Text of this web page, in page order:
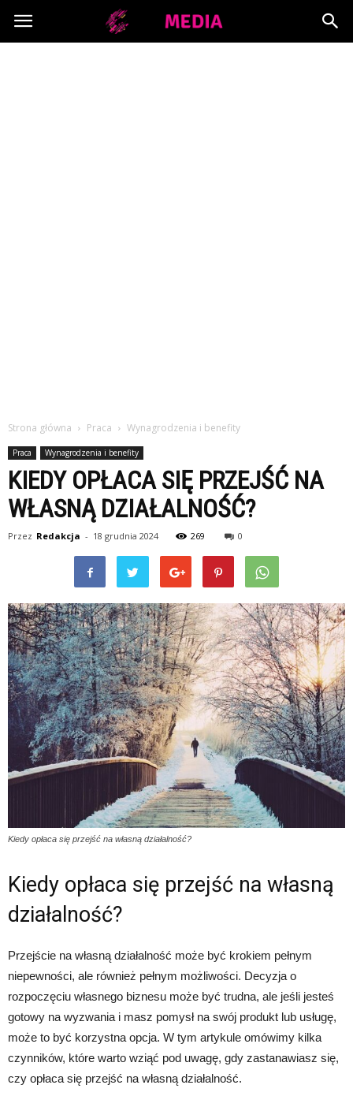
Copymedia.pl
Strona główna Praca Wynagrodzenia i benefity
Praca Wynagrodzenia i benefity
KIEDY OPŁACA SIĘ PRZEJŚĆ NA
WŁASNĄ DZIAŁALNOŚĆ?
Przez Redakcja - 18 grudnia 2024 269 0
Kiedy opłaca się przejść na własną działalność?
Kiedy opłaca się przejść na własną
działalność?
Przejście na własną działalność może być krokiem pełnym
niepewności, ale również pełnym możliwości. Decyzja o
rozpoczęciu własnego biznesu może być trudna, ale jeśli jesteś
gotowy na wyzwania i masz pomysł na swój produkt lub usługę,
może to być korzystna opcja. W tym artykule omówimy kilka
czynników, które warto wziąć pod uwagę, gdy zastanawiasz się,
czy opłaca się przejść na własną działalność.